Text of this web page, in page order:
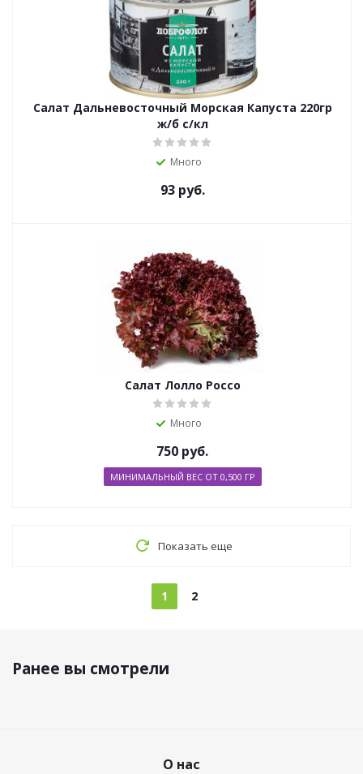
Салат Дальневосточный Морская Капуста 220гр
ж/б с/кл
Много
93руб.
Салат Лолло Россо
Много
750 руб.
МИНИМАЛЬНЫЙ ВЕС ОТ 0,500 ГР
Показать еще
1 2
Ранее вы смотрели
О нас